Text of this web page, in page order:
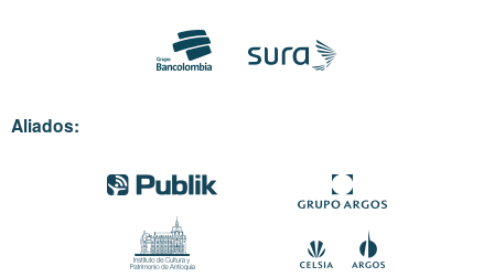
Aliados: